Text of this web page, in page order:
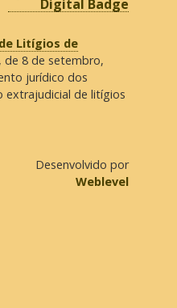
Litígios de
de 8 de setembro,
jurídico dos
extrajudicial de litígios
Desenvolvido por
Weblevel